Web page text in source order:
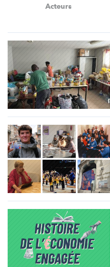
Acteurs